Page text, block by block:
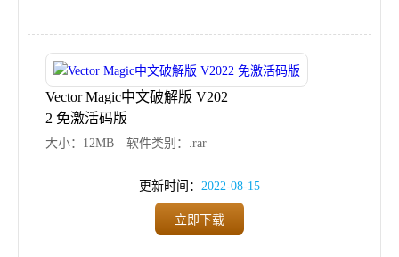
Vector Magic中文破解版 V202
2 免激活码版
大小：12MB 软件类别：.rar
更新时间： 2022-08-15
立即下载